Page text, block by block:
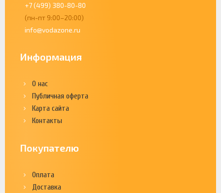
+7 (499) 380-80-80
(пн-пт 9:00–20:00)
info@vodazone.ru
Информация
О нас
Публичная оферта
Карта сайта
Контакты
Покупателю
Оплата
Доставка